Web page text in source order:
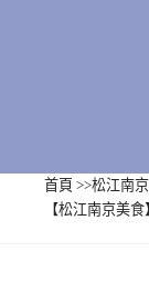
首頁 >>松江南
【松江南京美